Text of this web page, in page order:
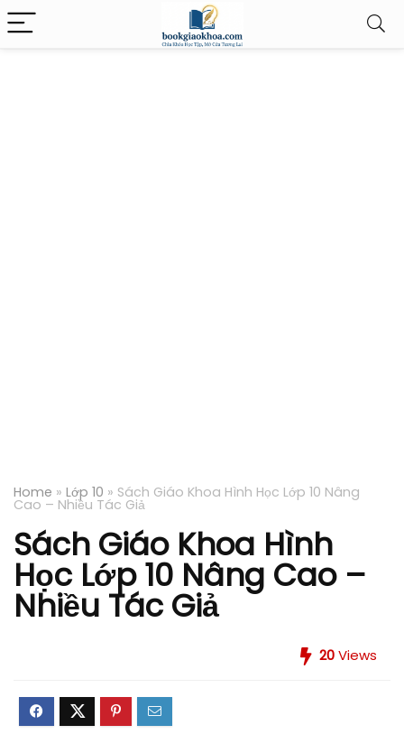
Home » Lớp 10 » Sách Giáo Khoa Hình Học Lớp 10 Nâng
Cao – Nhiều Tác Giả
Sách Giáo Khoa Hình
Học Lớp 10 Nâng Cao –
Nhiều Tác Giả
20Views